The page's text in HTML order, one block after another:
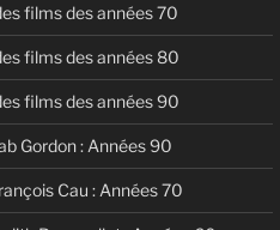
films des années 70
films des années 80
films des années 90
Gordon : Années 90
Cau : Années 70